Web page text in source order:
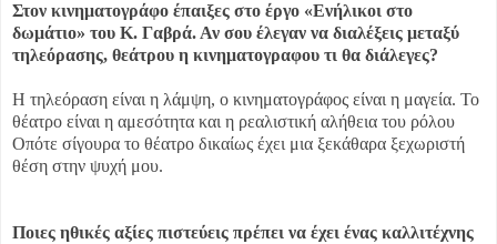
Στον κινηματογράφο έπαιξες στο έργο «Ενήλικοι στο
δωμάτιο» του Κ. Γαβρά. Αν σου έλεγαν να διαλέξεις μεταξύ
τηλεόρασης, θεάτρου η κινηματογραφου τι θα διάλεγες?
Η τηλεόραση είναι η λάμψη, ο κινηματογράφος είναι η μαγεία. Το
θέατρο είναι η αμεσότητα και η ρεαλιστική αλήθεια του ρόλου
Οπότε σίγουρα το θέατρο δικαίως έχει μια ξεκάθαρα ξεχωριστή
θέση στην ψυχή μου.
Ποιες ηθικές αξίες πιστεύεις πρέπει να έχει ένας καλλιτέχνης